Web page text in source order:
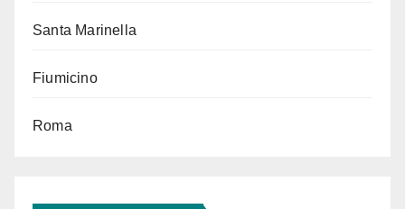
Santa Marinella
Fiumicino
Roma